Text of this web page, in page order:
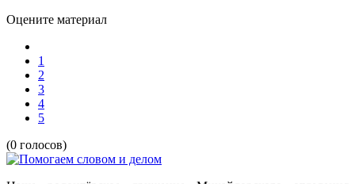
Оцените материал
1
2
3
4
5
(0 голосов)